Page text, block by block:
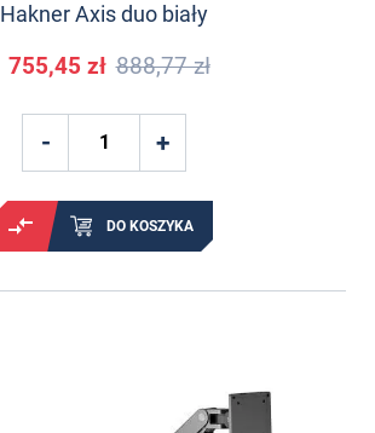
Hakner Axis duo biały
755,45 zł 888,77 zł
DO KOSZYKA